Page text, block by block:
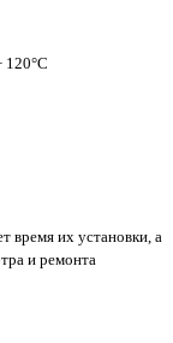
120°С
время их установки, а
и ремонта